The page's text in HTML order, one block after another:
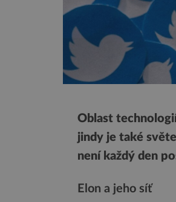
Oblast
jindy je také
není každý den
Elon a jeho síť